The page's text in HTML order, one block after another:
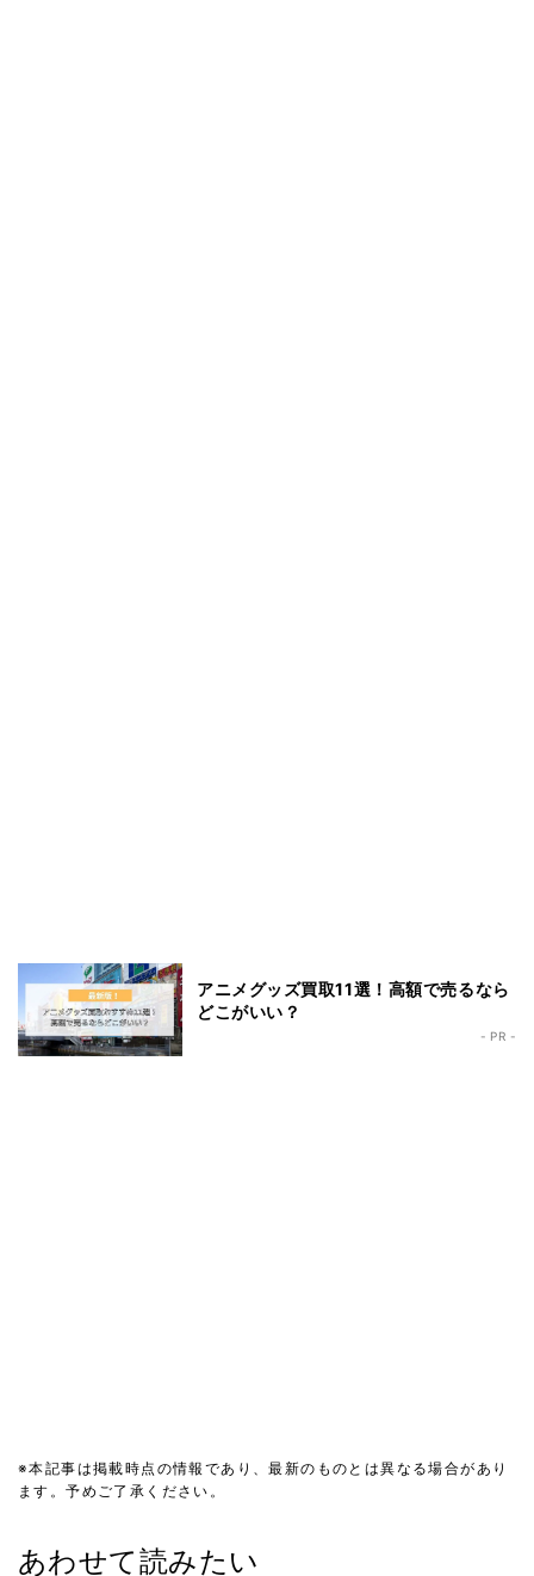
アニメグッズ買取11選！高額で売るなら
どこがいい？
- PR -
※本記事は掲載時点の情報であり、最新のものとは異なる場合があり
ます。予めご了承ください。
あわせて読みたい